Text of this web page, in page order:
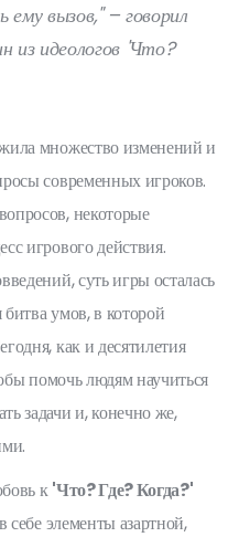
вызов," – говорил
из идеологов 'Что?
множество изменений и
современных игроков.
некоторые
игрового действия.
суть игры осталась
умов, в которой
как и десятилетия
помочь людям научиться
задачи и, конечно же,
к'Что? Где? Когда?'
себе элементы азартной,